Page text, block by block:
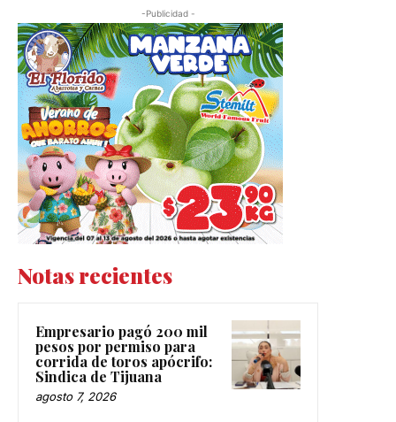
-Publicidad -
Notas recientes
Empresario pagó 200 mil
pesos por permiso para
corrida de toros apócrifo:
Sindica de Tijuana
agosto 7, 2026